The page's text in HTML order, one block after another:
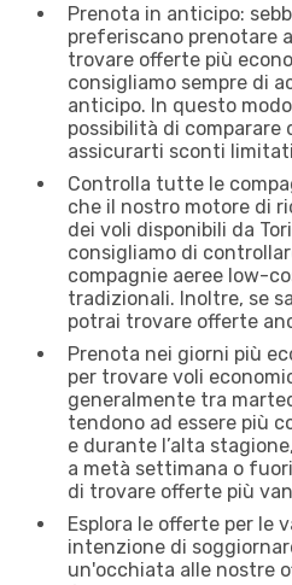
Prenota in anticipo:
preferiscano prenotare
trovare offerte più
consigliamo sempre di
anticipo. In questo
possibilità di comparare
assicurarti sconti
Controlla tutte le
che il nostro motore di
dei voli disponibili da
consigliamo di
compagnie aeree low-
tradizionali. Inoltre, se
potrai trovare offerte
Prenota nei giorni più
per trovare voli
generalmente tra
tendono ad essere più
e durante l’alta
a metà settimana o
di trovare offerte più
Esplora le offerte per le
intenzione di
un'occhiata alle nostre